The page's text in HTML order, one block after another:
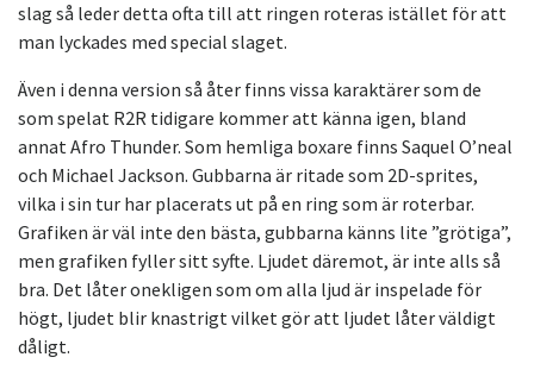
slag så leder detta ofta till att ringen roteras istället för att
man lyckades med special slaget.
Även i denna version så åter finns vissa karaktärer som de
som spelat R2R tidigare kommer att känna igen, bland
annat Afro Thunder. Som hemliga boxare finns Saquel O’neal
och Michael Jackson. Gubbarna är ritade som 2D-sprites,
vilka i sin tur har placerats ut på en ring som är roterbar.
Grafiken är väl inte den bästa, gubbarna känns lite ”grötiga”,
men grafiken fyller sitt syfte. Ljudet däremot, är inte alls så
bra. Det låter onekligen som om alla ljud är inspelade för
högt, ljudet blir knastrigt vilket gör att ljudet låter väldigt
dåligt.